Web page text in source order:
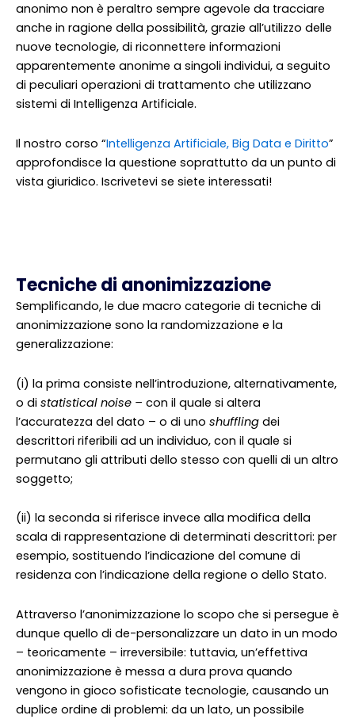
anonimo non è peraltro sempre agevole da tracciare
anche in ragione della possibilità, grazie all’utilizzo delle
nuove tecnologie, di riconnettere informazioni
apparentemente anonime a singoli individui, a seguito
di peculiari operazioni di trattamento che utilizzano
sistemi di Intelligenza Artificiale.
Il nostro corso “Intelligenza Artificiale, Big Data e Diritto”
approfondisce la questione soprattutto da un punto di
vista giuridico. Iscrivetevi se siete interessati!
Tecniche di anonimizzazione
Semplificando, le due macro categorie di tecniche di
anonimizzazione sono la randomizzazione e la
generalizzazione:
(i) la prima consiste nell’introduzione, alternativamente,
o di statistical noise – con il quale si altera
l’accuratezza del dato – o di uno shuffling dei
descrittori riferibili ad un individuo, con il quale si
permutano gli attributi dello stesso con quelli di un altro
soggetto;
(ii) la seconda si riferisce invece alla modifica della
scala di rappresentazione di determinati descrittori: per
esempio, sostituendo l’indicazione del comune di
residenza con l’indicazione della regione o dello Stato.
Attraverso l’anonimizzazione lo scopo che si persegue è
dunque quello di de-personalizzare un dato in un modo
– teoricamente – irreversibile: tuttavia, un’effettiva
anonimizzazione è messa a dura prova quando
vengono in gioco sofisticate tecnologie, causando un
duplice ordine di problemi: da un lato, un possibile